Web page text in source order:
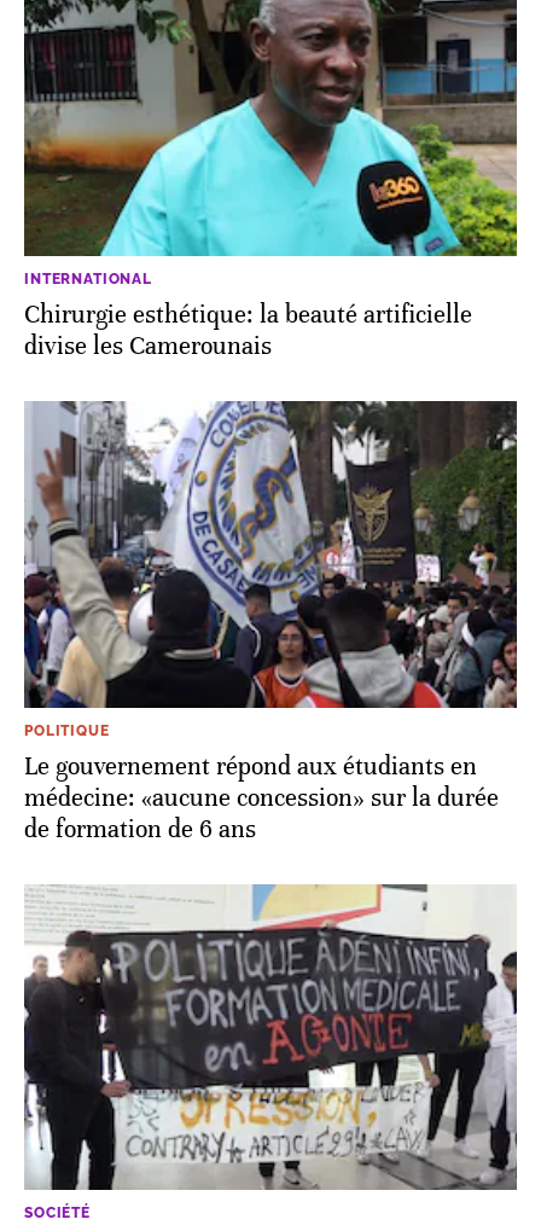
INTERNATIONAL
Chirurgie esthétique: la beauté artificielle
divise les Camerounais
POLITIQUE
Le gouvernement répond aux étudiants en
médecine: «aucune concession» sur la durée
de formation de 6 ans
SOCIÉTÉ